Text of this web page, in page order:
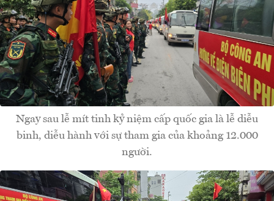
Ngay sau lễ mít tinh kỷ niệm cấp quốc gia là lễ diễu
binh, diễu hành với sự tham gia của khoảng 12.000
người.